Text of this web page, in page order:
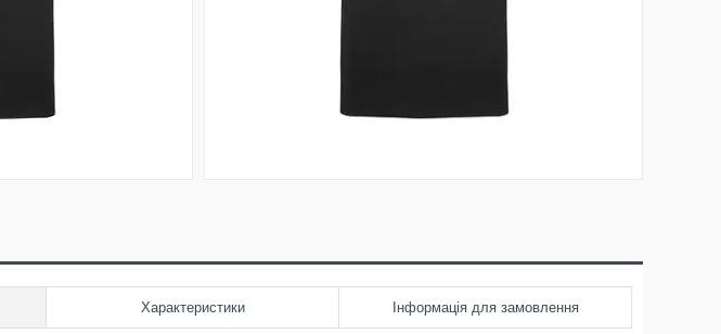
Характеристики Інформація для замовлення